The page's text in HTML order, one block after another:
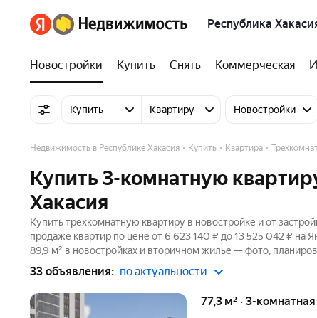
Республика
Новостройки Купить Снять Коммерческая
Купить Квартиру Новостройки
Недвижимость в Республике Хакасия Купить Квартира
Купить 3-комнатную
Хакасия
Купить трехкомнатную квартиру в новостройке и от
продаже квартир по цене от 6 623 140 ₽ до 13 525 042 ₽
89,9 м² в новостройках и вторичном жилье — фото,
33 объявления: по актуальности
77,3 м² · 3-